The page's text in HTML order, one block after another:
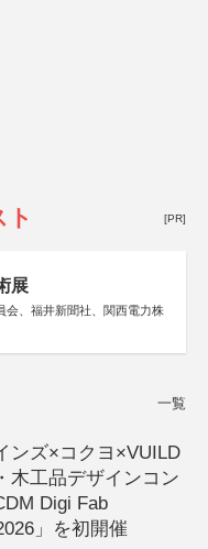
[PR]
展
会、福井新聞社、関西電力株
一覧
ンズ×コクヨ×VUILD
木工品デザインコン
Digi Fab
」を初開催